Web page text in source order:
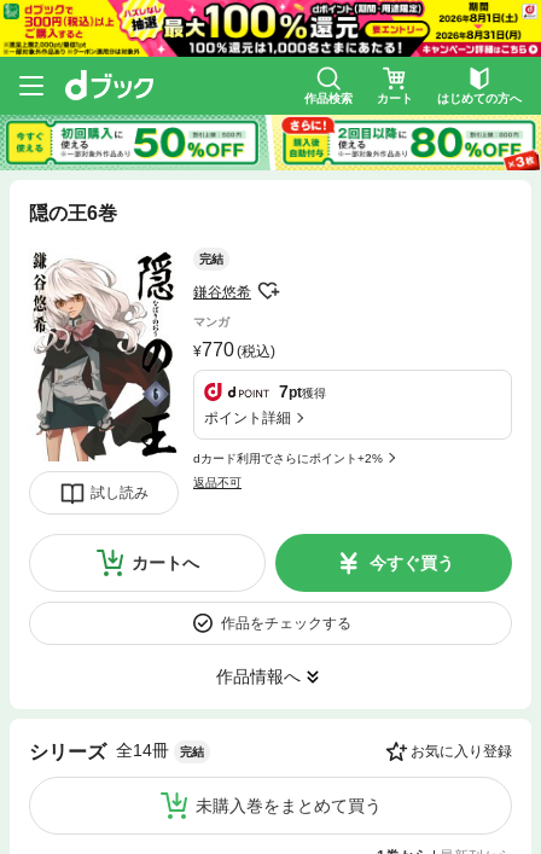
作品検索 カート はじめての方へ
隠の王6巻
試し読み
完結
鎌谷悠希
マンガ
770(税込)
7pt獲得
ポイント詳細
dカード利用でさらにポイント+2%
返品不可
カートへ 今すぐ買う
作品をチェックする
作品情報へ
シリーズ 全14冊 完結 お気に入り登録
未購入巻をまとめて買う